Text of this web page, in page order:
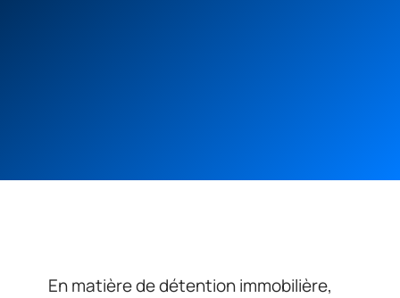
En matière de détention immobilière,